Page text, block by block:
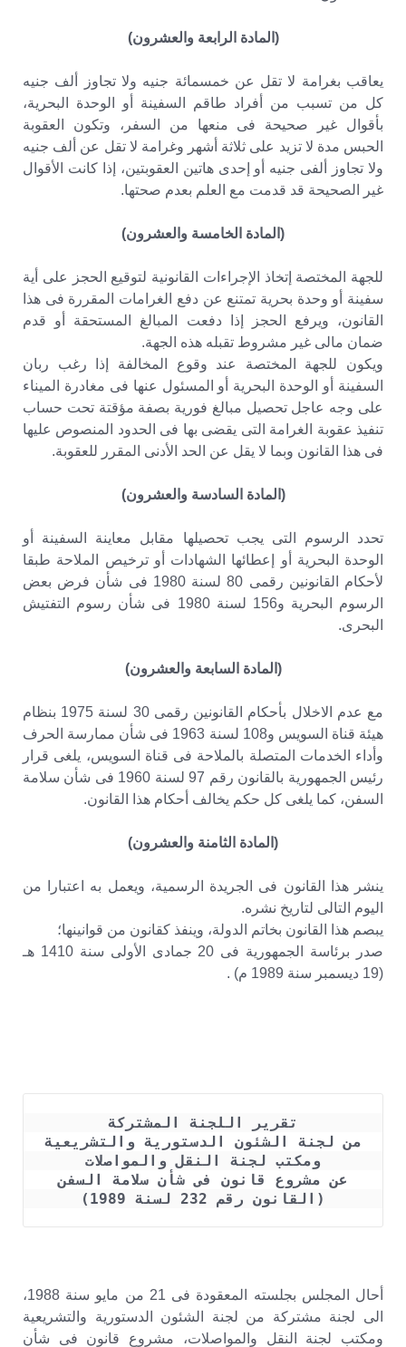
(المادة الرابعة والعشرون)
يعاقب بغرامة لا تقل عن خمسمائة جنيه ولا تجاوز ألف جنيه
كل من تسبب من أفراد طاقم السفينة أو الوحدة البحرية،
بأقوال غير صحيحة فى منعها من السفر، وتكون العقوبة
الحبس مدة لا تزيد على ثلاثة أشهر وغرامة لا تقل عن ألف جنيه
ولا تجاوز ألفى جنيه أو إحدى هاتين العقوبتين، إذا كانت الأقوال
غير الصحيحة قد قدمت مع العلم بعدم صحتها.
(المادة الخامسة والعشرون)
للجهة المختصة إتخاذ الإجراءات القانونية لتوقيع الحجز على أية
سفينة أو وحدة بحرية تمتنع عن دفع الغرامات المقررة فى هذا
القانون، ويرفع الحجز إذا دفعت المبالغ المستحقة أو قدم
ضمان مالى غير مشروط تقبله هذه الجهة.
ويكون للجهة المختصة عند وقوع المخالفة إذا رغب ربان
السفينة أو الوحدة البحرية أو المسئول عنها فى مغادرة الميناء
على وجه عاجل تحصيل مبالغ فورية بصفة مؤقتة تحت حساب
تنفيذ عقوبة الغرامة التى يقضى بها فى الحدود المنصوص عليها
فى هذا القانون وبما لا يقل عن الحد الأدنى المقرر للعقوبة.
(المادة السادسة والعشرون)
تحدد الرسوم التى يجب تحصيلها مقابل معاينة السفينة أو
الوحدة البحرية أو إعطائها الشهادات أو ترخيص الملاحة طبقا
لأحكام القانونين رقمى 80 لسنة 1980 فى شأن فرض بعض
الرسوم البحرية و156 لسنة 1980 فى شأن رسوم التفتيش
البحرى.
(المادة السابعة والعشرون)
مع عدم الاخلال بأحكام القانونين رقمى 30 لسنة 1975 بنظام
هيئة قناة السويس و108 لسنة 1963 فى شأن ممارسة الحرف
وأداء الخدمات المتصلة بالملاحة فى قناة السويس، يلغى قرار
رئيس الجمهورية بالقانون رقم 97 لسنة 1960 فى شأن سلامة
السفن، كما يلغى كل حكم يخالف أحكام هذا القانون.
(المادة الثامنة والعشرون)
ينشر هذا القانون فى الجريدة الرسمية، ويعمل به اعتبارا من
اليوم التالى لتاريخ نشره.
يبصم هذا القانون بخاتم الدولة، وينفذ كقانون من قوانينها؛
صدر برئاسة الجمهورية فى 20 جمادى الأولى سنة 1410 هـ
(19 ديسمبر سنة 1989 م) .
تقرير اللجنة المشتركة
من لجنة الشئون الدستورية والتشريعية
ومكتب لجنة النقل والمواصلات
عن مشروع قانون فى شأن سلامة السفن
(القانون رقم 232 لسنة 1989)
أحال المجلس بجلسته المعقودة فى 21 من مايو سنة 1988،
الى لجنة مشتركة من لجنة الشئون الدستورية والتشريعية
ومكتب لجنة النقل والمواصلات، مشروع قانون فى شأن